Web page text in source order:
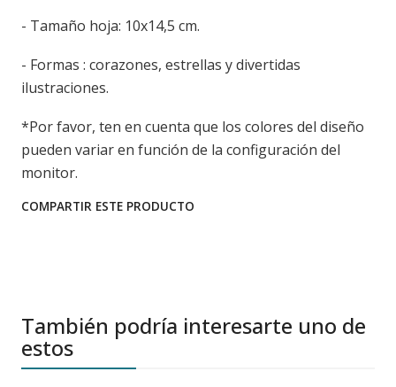
- Tamaño hoja: 10x14,5 cm.
- Formas : corazones, estrellas y divertidas
ilustraciones.
*Por favor, ten en cuenta que los colores del diseño
pueden variar en función de la configuración del
monitor.
COMPARTIR ESTE PRODUCTO
También podría interesarte uno de
estos